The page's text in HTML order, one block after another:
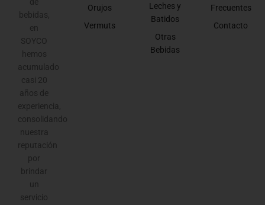
bebidas,
en
SOYCO
hemos
acumulado
casi 20
años de
experiencia,
consolidando
nuestra
reputación
por
brindar
un
servicio
Orujos
Vermuts
Leches y
Batidos
Otras
Bebidas
Frecuentes
Contacto